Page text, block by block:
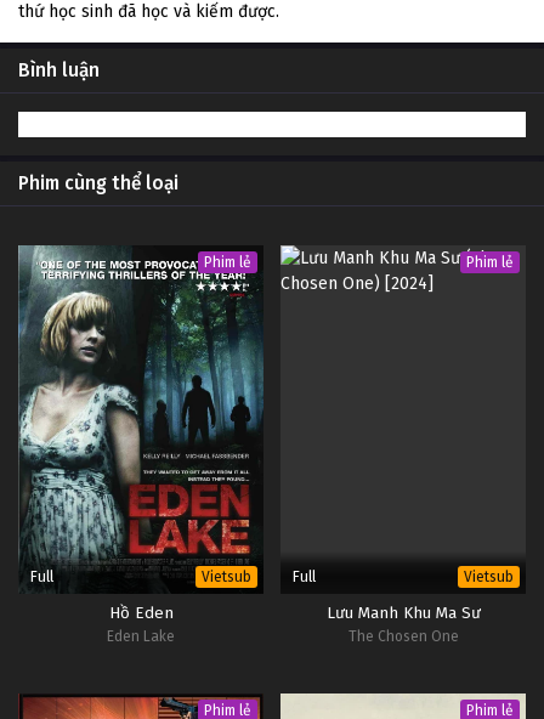
thứ học sinh đã học và kiếm được.
Bình luận
Phim cùng thể loại
Phim lẻ
Full Vietsub
Hồ Eden
Eden Lake
Phim lẻ
Full Vietsub
Lưu Manh Khu Ma Sư
The Chosen One
Phim lẻ Phim lẻ